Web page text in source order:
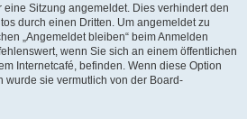
Sitzung angemeldet. Dies verhindert den
durch einen Dritten. Um angemeldet zu
„Angemeldet bleiben“ beim Anmelden
wenn Sie sich an einem öffentlichen
Internetcafé, befinden. Wenn diese Option
wurde sie vermutlich von der Board-